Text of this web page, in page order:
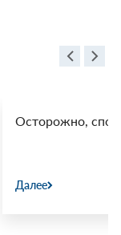
Осторожно,
Далее